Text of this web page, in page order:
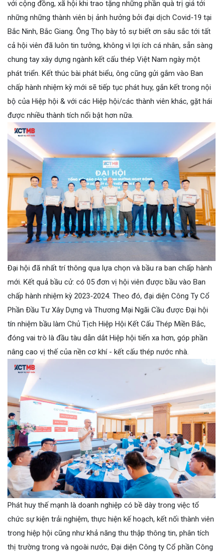
với cộng đồng, xã hội khi trao tặng những phần quà trị giá tới
những những thành viên bị ảnh hưởng bởi đại dịch Covid-19 tại
Bắc Ninh, Bắc Giang. Ông Thọ bày tỏ sự biết ơn sâu sắc tới tất
cả hội viên đã luôn tin tưởng, không vì lợi ích cá nhân, sẵn sàng
chung tay xây dựng ngành kết cấu thép Việt Nam ngày một
phát triển. Kết thúc bài phát biểu, ông cũng gửi gắm vào Ban
chấp hành nhiệm kỳ mới sẽ tiếp tục phát huy, gắn kết trong nội
bộ của Hiệp hội & với các Hiệp hội/các thành viên khác, gặt hái
được nhiều thành tích nổi bật hơn nữa.
Đại hội đã nhất trí thông qua lựa chọn và bầu ra ban chấp hành
mới. Kết quả bầu cử: có 05 đơn vị hội viên được bầu vào Ban
chấp hành nhiệm kỳ 2023-2024. Theo đó, đại diện Công Ty Cổ
Phần Đầu Tư Xây Dựng và Thương Mại Ngãi Cầu được Đại hội
tín nhiệm bầu làm Chủ Tịch Hiệp Hội Kết Cấu Thép Miền Bắc,
đóng vai trò là đầu tàu dẫn dắt Hiệp hội tiến xa hơn, góp phần
nâng cao vị thế của nền cơ khí - kết cấu thép nước nhà.
Phát huy thế mạnh là doanh nghiệp có bề dày trong việc tổ
chức sự kiện trải nghiệm, thực hiện kế hoạch, kết nối thành viên
trong hiệp hội cũng như khả năng thu thập thông tin, phân tích
thị trường trong và ngoài nước, Đại diện Công ty Cổ phần Công